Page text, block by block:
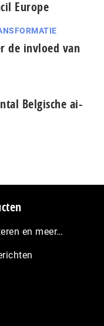
Europe
de invloed van
Belgische ai-
en meer…